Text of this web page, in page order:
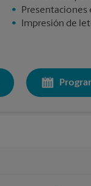
•
Presentaciones
•
Impresión de